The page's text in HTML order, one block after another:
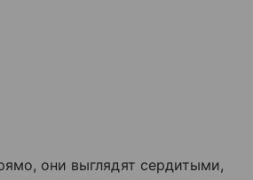
они выглядят сердитыми,